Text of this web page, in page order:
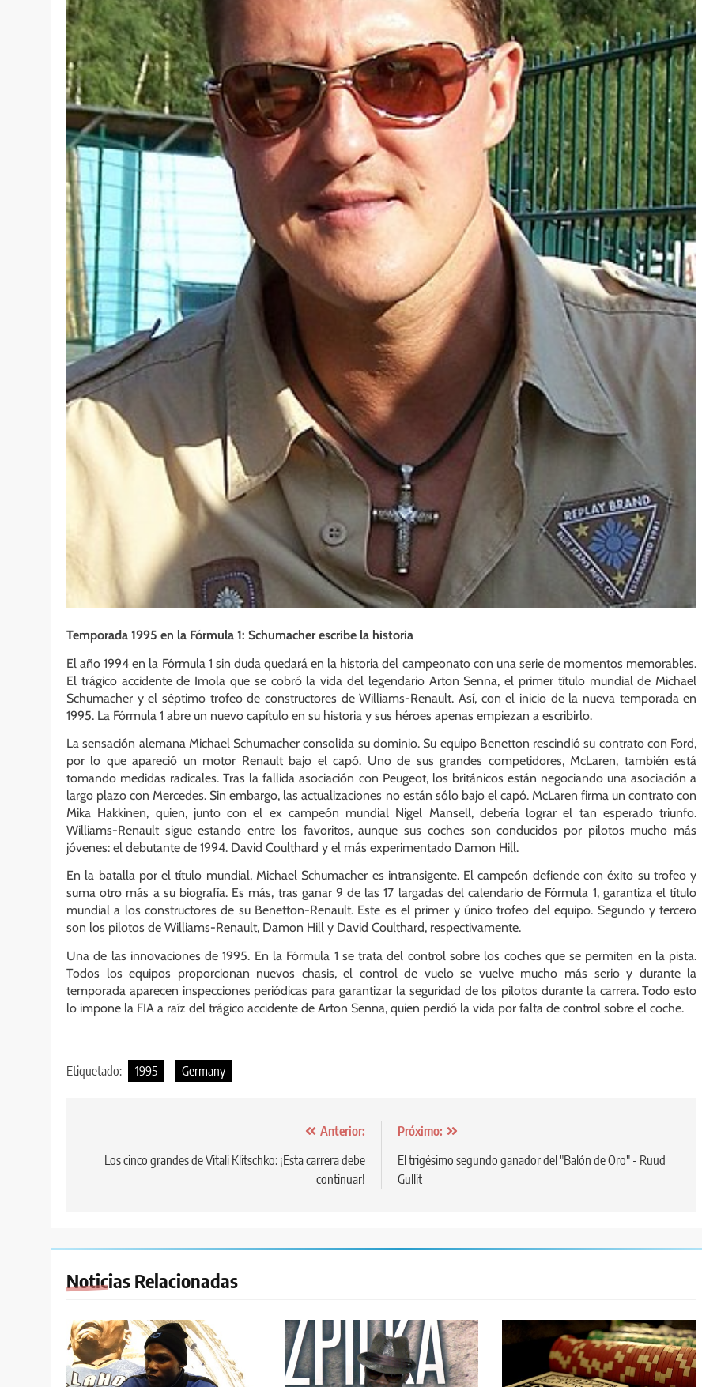
Temporada 1995 en la Fórmula 1: Schumacher escribe la historia
El año 1994 en la Fórmula 1 sin duda quedará en la historia del campeonato con una serie de momentos memorables.
El trágico accidente de Imola que se cobró la vida del legendario Arton Senna, el primer título mundial de Michael
Schumacher y el séptimo trofeo de constructores de Williams-Renault. Así, con el inicio de la nueva temporada en
1995. La Fórmula 1 abre un nuevo capítulo en su historia y sus héroes apenas empiezan a escribirlo.
La sensación alemana Michael Schumacher consolida su dominio. Su equipo Benetton rescindió su contrato con Ford,
por lo que apareció un motor Renault bajo el capó. Uno de sus grandes competidores, McLaren, también está
tomando medidas radicales. Tras la fallida asociación con Peugeot, los británicos están negociando una asociación a
largo plazo con Mercedes. Sin embargo, las actualizaciones no están sólo bajo el capó. McLaren firma un contrato con
Mika Hakkinen, quien, junto con el ex campeón mundial Nigel Mansell, debería lograr el tan esperado triunfo.
Williams-Renault sigue estando entre los favoritos, aunque sus coches son conducidos por pilotos mucho más
jóvenes: el debutante de 1994. David Coulthard y el más experimentado Damon Hill.
En la batalla por el título mundial, Michael Schumacher es intransigente. El campeón defiende con éxito su trofeo y
suma otro más a su biografía. Es más, tras ganar 9 de las 17 largadas del calendario de Fórmula 1, garantiza el título
mundial a los constructores de su Benetton-Renault. Este es el primer y único trofeo del equipo. Segundo y tercero
son los pilotos de Williams-Renault, Damon Hill y David Coulthard, respectivamente.
Una de las innovaciones de 1995. En la Fórmula 1 se trata del control sobre los coches que se permiten en la pista.
Todos los equipos proporcionan nuevos chasis, el control de vuelo se vuelve mucho más serio y durante la
temporada aparecen inspecciones periódicas para garantizar la seguridad de los pilotos durante la carrera. Todo esto
lo impone la FIA a raíz del trágico accidente de Arton Senna, quien perdió la vida por falta de control sobre el coche.
Etiquetado: 1995 Germany
Anterior:
Los cinco grandes de Vitali Klitschko: ¡Esta carrera debe
continuar!
Próximo:
El trigésimo segundo ganador del "Balón de Oro" - Ruud
Gullit
Noticias Relacionadas